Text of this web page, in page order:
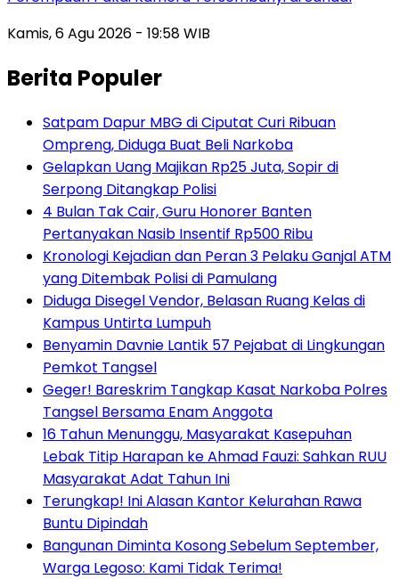
Kamis, 6 Agu 2026 - 19:58 WIB
Berita Populer
Satpam Dapur MBG di Ciputat Curi Ribuan
Ompreng, Diduga Buat Beli Narkoba
Gelapkan Uang Majikan Rp25 Juta, Sopir di
Serpong Ditangkap Polisi
4 Bulan Tak Cair, Guru Honorer Banten
Pertanyakan Nasib Insentif Rp500 Ribu
Kronologi Kejadian dan Peran 3 Pelaku Ganjal ATM
yang Ditembak Polisi di Pamulang
Diduga Disegel Vendor, Belasan Ruang Kelas di
Kampus Untirta Lumpuh
Benyamin Davnie Lantik 57 Pejabat di Lingkungan
Pemkot Tangsel
Geger! Bareskrim Tangkap Kasat Narkoba Polres
Tangsel Bersama Enam Anggota
16 Tahun Menunggu, Masyarakat Kasepuhan
Lebak Titip Harapan ke Ahmad Fauzi: Sahkan RUU
Masyarakat Adat Tahun Ini
Terungkap! Ini Alasan Kantor Kelurahan Rawa
Buntu Dipindah
Bangunan Diminta Kosong Sebelum September,
Warga Legoso: Kami Tidak Terima!